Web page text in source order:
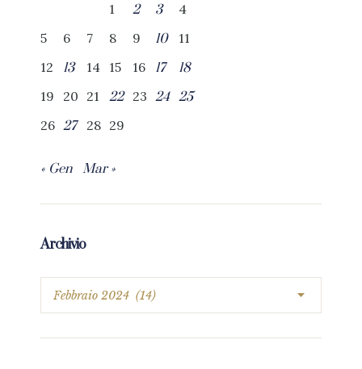
1
2 3
4
5
6 7 8 9 10
11
12
13 14 15 16 17
18
19
20 21 22 23 24 25
26 27 28 29
« Gen Mar »
Archivio